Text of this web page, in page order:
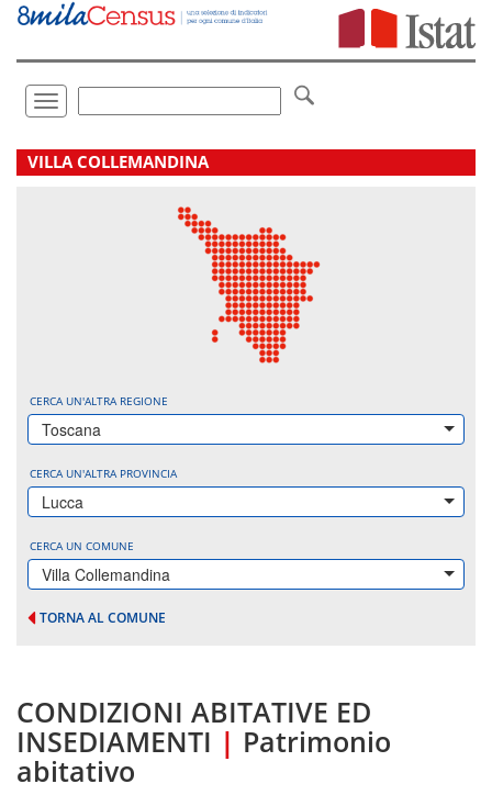
Vai
direttamente
Toggle
navigation
.
VILLA COLLEMANDINA
CERCA UN'ALTRA REGIONE
Toscana
CERCA UN'ALTRA PROVINCIA
Lucca
CERCA UN COMUNE
Villa Collemandina
TORNA AL COMUNE
CONDIZIONI ABITATIVE ED
INSEDIAMENTI | Patrimonio
abitativo